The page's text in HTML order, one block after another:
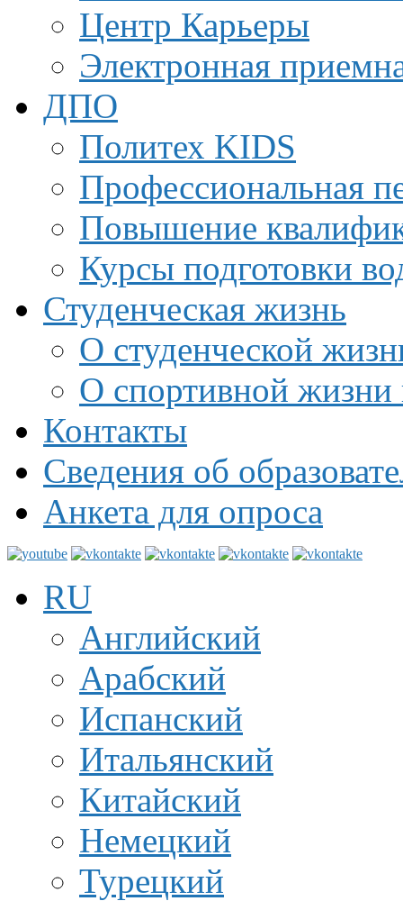
Центр Карьеры
Электронная
ДПО
Политех KIDS
Профессиональная
Повышение
Курсы подготовки
Студенческая жизнь
О студенческой
О спортивной жизни
Контакты
Сведения об
Анкета для опроса
RU
Английский
Арабский
Испанский
Итальянский
Китайский
Немецкий
Турецкий